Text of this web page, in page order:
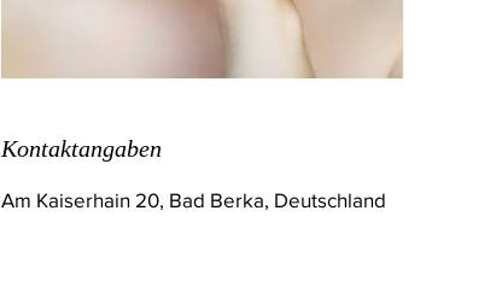
Kontaktangaben
Am Kaiserhain 20, Bad Berka, Deutschland